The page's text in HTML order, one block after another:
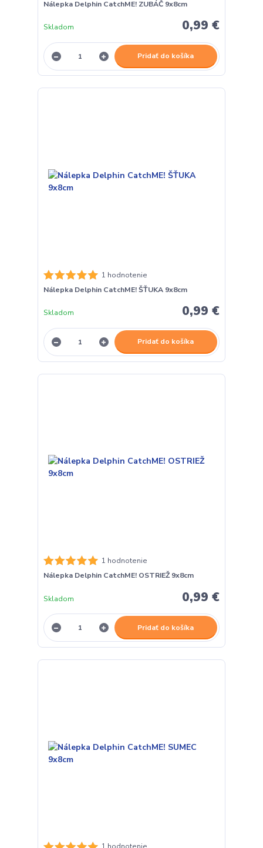
Nálepka Delphin CatchME! ZUBÁČ 9x8cm
0,99 €
Skladom
Pridať do košíka
1 hodnotenie
Nálepka Delphin CatchME! ŠŤUKA 9x8cm
0,99 €
Skladom
Pridať do košíka
1 hodnotenie
Nálepka Delphin CatchME! OSTRIEŽ 9x8cm
0,99 €
Skladom
Pridať do košíka